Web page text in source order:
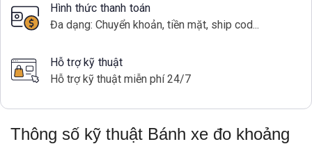
Hình thức thanh toán
Đa dạng: Chuyển khoản, tiền mặt, ship cod...
Hỗ trợ kỹ thuật
Hỗ trợ kỹ thuật miễn phí 24/7
Thông số kỹ thuật Bánh xe đo khoảng